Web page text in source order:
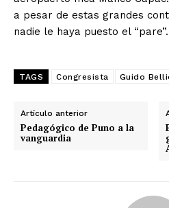
a pesar de estas grandes
nadie le haya puesto el “pare”.
TAGS Congresista Guido
Artículo anterior
Pedagógico de Puno a la
vanguardia